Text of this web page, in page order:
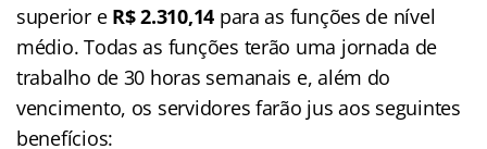
superior e R$ 2.310,14 para as funções de nível
médio. Todas as funções terão uma jornada de
trabalho de 30 horas semanais e, além do
vencimento, os servidores farão jus aos seguintes
benefícios: